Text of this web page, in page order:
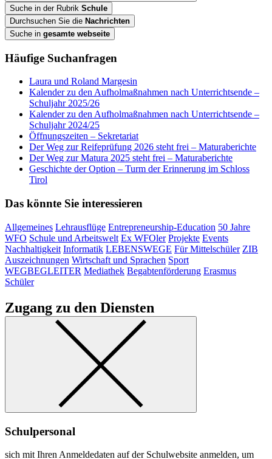
Suche in der Rubrik Schule
Durchsuchen Sie die Nachrichten
Suche in gesamte webseite
Häufige Suchanfragen
Laura und Roland Margesin
Kalender zu den Aufholmaßnahmen nach Unterrichtsende –
Schuljahr 2025/26
Kalender zu den Aufholmaßnahmen nach Unterrichtsende –
Schuljahr 2024/25
Öffnungszeiten – Sekretariat
Der Weg zur Reifeprüfung 2026 steht frei – Maturaberichte
Der Weg zur Matura 2025 steht frei – Maturaberichte
Geschichte der Option – Turm der Erinnerung im Schloss
Tirol
Das könnte Sie interessieren
Allgemeines Lehrausflüge Entrepreneurship-Education 50 Jahre
WFO Schule und Arbeitswelt Ex WFOler Projekte Events
Nachhaltigkeit Informatik LEBENSWEGE Für Mittelschüler ZIB
Auszeichnungen Wirtschaft und Sprachen Sport
WEGBEGLEITER Mediathek Begabtenförderung Erasmus
Schüler
Zugang zu den Diensten
Schulpersonal
sich mit Ihren Anmeldedaten auf der Schulwebsite anmelden, um